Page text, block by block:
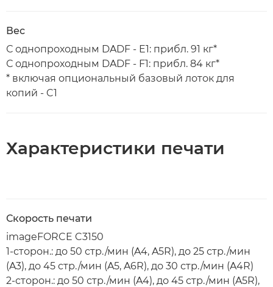
Вес
С однопроходным DADF - E1: прибл. 91 кг*
С однопроходным DADF - F1: прибл. 84 кг*
* включая опциональный базовый лоток для
копий - C1
Характеристики печати
Скорость печати
imageFORCE C3150
1-сторон.: до 50 стр./мин (A4, A5R), до 25 стр./мин
(A3), до 45 стр./мин (A5, A6R), до 30 стр./мин (A4R)
2-сторон.: до 50 стр./мин (A4), до 45 стр./мин (A5R),